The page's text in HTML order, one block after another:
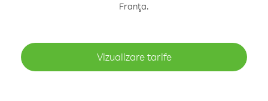
Franţa.
Vizualizare tarife